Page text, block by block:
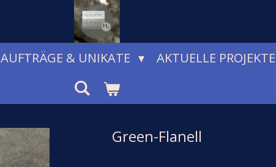
AUFTRÄGE & UNIKATE AKTUELLE PROJEKTE
Green-Flanell